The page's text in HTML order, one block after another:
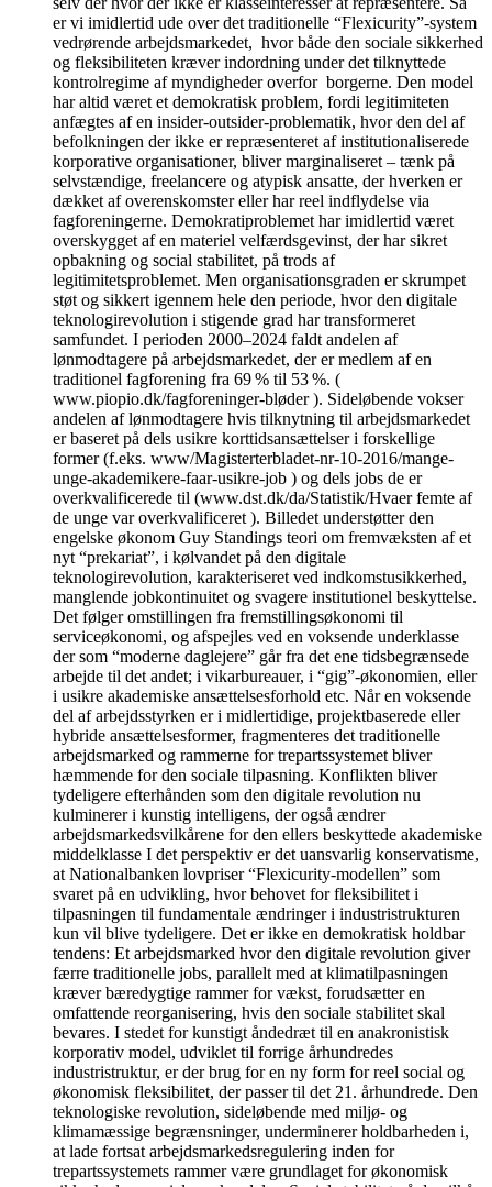
er vi imidlertid ude over det traditionelle “Flexicurity”-system
vedrørende arbejdsmarkedet, hvor både den sociale sikkerhed
og fleksibiliteten kræver indordning under det tilknyttede
kontrolregime af myndigheder overfor borgerne. Den model
har altid været et demokratisk problem, fordi legitimiteten
anfægtes af en insider-outsider-problematik, hvor den del af
befolkningen der ikke er repræsenteret af institutionaliserede
korporative organisationer, bliver marginaliseret – tænk på
selvstændige, freelancere og atypisk ansatte, der hverken er
dækket af overenskomster eller har reel indflydelse via
fagforeningerne. Demokratiproblemet har imidlertid været
overskygget af en materiel velfærdsgevinst, der har sikret
opbakning og social stabilitet, på trods af
legitimitetsproblemet. Men organisationsgraden er skrumpet
støt og sikkert igennem hele den periode, hvor den digitale
teknologirevolution i stigende grad har transformeret
samfundet. I perioden 2000–2024 faldt andelen af
lønmodtagere på arbejdsmarkedet, der er medlem af en
traditionel fagforening fra 69 % til 53 %. (
www.piopio.dk/fagforeninger-bløder ). Sideløbende vokser
andelen af lønmodtagere hvis tilknytning til arbejdsmarkedet
er baseret på dels usikre korttidsansættelser i forskellige
former (f.eks. www/Magisterterbladet-nr-10-2016/mange-
unge-akademikere-faar-usikre-job ) og dels jobs de er
overkvalificerede til (www.dst.dk/da/Statistik/Hvaer femte af
de unge var overkvalificeret ). Billedet understøtter den
engelske økonom Guy Standings teori om fremvæksten af et
nyt “prekariat”, i kølvandet på den digitale
teknologirevolution, karakteriseret ved indkomstusikkerhed,
manglende jobkontinuitet og svagere institutionel beskyttelse.
Det følger omstillingen fra fremstillingsøkonomi til
serviceøkonomi, og afspejles ved en voksende underklasse
der som “moderne daglejere” går fra det ene tidsbegrænsede
arbejde til det andet; i vikarbureauer, i “gig”-økonomien, eller
i usikre akademiske ansættelsesforhold etc. Når en voksende
del af arbejdsstyrken er i midlertidige, projektbaserede eller
hybride ansættelsesformer, fragmenteres det traditionelle
arbejdsmarked og rammerne for trepartssystemet bliver
hæmmende for den sociale tilpasning. Konflikten bliver
tydeligere efterhånden som den digitale revolution nu
kulminerer i kunstig intelligens, der også ændrer
arbejdsmarkedsvilkårene for den ellers beskyttede akademiske
middelklasse I det perspektiv er det uansvarlig konservatisme,
at Nationalbanken lovpriser “Flexicurity-modellen” som
svaret på en udvikling, hvor behovet for fleksibilitet i
tilpasningen til fundamentale ændringer i industristrukturen
kun vil blive tydeligere. Det er ikke en demokratisk holdbar
tendens: Et arbejdsmarked hvor den digitale revolution giver
færre traditionelle jobs, parallelt med at klimatilpasningen
kræver bæredygtige rammer for vækst, forudsætter en
omfattende reorganisering, hvis den sociale stabilitet skal
bevares. I stedet for kunstigt åndedræt til en anakronistisk
korporativ model, udviklet til forrige århundredes
industristruktur, er der brug for en ny form for reel social og
økonomisk fleksibilitet, der passer til det 21. århundrede. Den
teknologiske revolution, sideløbende med miljø- og
klimamæssige begrænsninger, underminerer holdbarheden i,
at lade fortsat arbejdsmarkedsregulering inden for
trepartssystemets rammer være grundlaget for økonomisk